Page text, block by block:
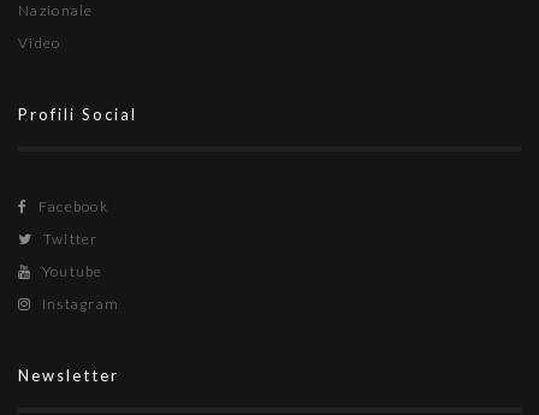
Nazionale
Video
Profili Social
Facebook
Twitter
Youtube
Instagram
Newsletter